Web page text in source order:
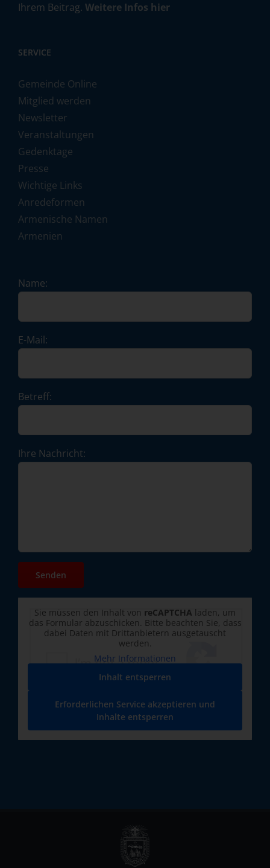
Ihrem Beitrag. Weitere Infos hier
SERVICE
Gemeinde Online
Mitglied werden
Newsletter
Veranstaltungen
Gedenktage
Presse
Wichtige Links
Anredeformen
Armenische Namen
Armenien
Name:
E-Mail:
Betreff:
Ihre Nachricht:
Sie müssen den Inhalt von reCAPTCHA laden, um
das Formular abzuschicken. Bitte beachten Sie, dass
dabei Daten mit Drittanbietern ausgetauscht
werden.
Mehr Informationen
Inhalt entsperren
Erforderlichen Service akzeptieren und
Inhalte entsperren